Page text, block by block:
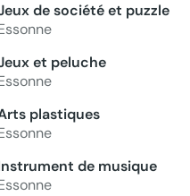
de société et puzzle
et peluche
plastiques
de musique